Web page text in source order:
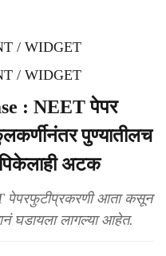
/ WIDGET
/ WIDGET
: NEET पेपर
पुण्यातीलच
अटक
पेपरफुटीप्रकरणी आता कसून
घडायला लागल्या आहेत.